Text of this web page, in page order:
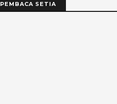
PEMBACA SETIA